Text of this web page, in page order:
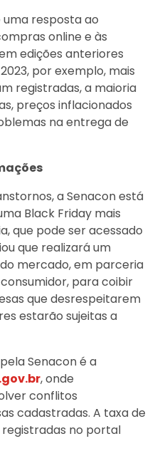
resposta ao
online e às
edições anteriores
por exemplo, mais
registradas, a maioria
preços inflacionados
na entrega de
a Senacon está
Black Friday mais
que pode ser acessado
que realizará um
mercado, em parceria
para coibir
que desrespeitarem
estarão sujeitas a
Senacon é a
, onde
conflitos
cadastradas. A taxa de
no portal